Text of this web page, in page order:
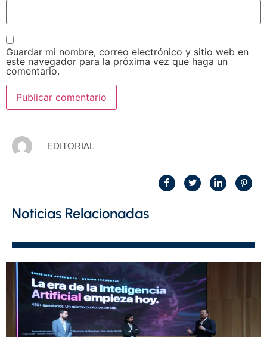
Guardar mi nombre, correo electrónico y sitio web en
este navegador para la próxima vez que haga un
comentario.
EDITORIAL
Noticias Relacionadas